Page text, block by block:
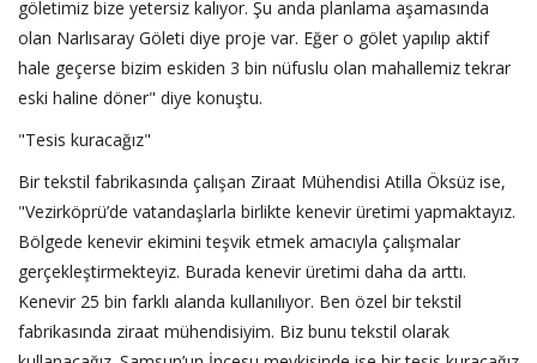
göletimiz bize yetersiz kalıyor. Şu anda planlama aşamasında
olan Narlısaray Göleti diye proje var. Eğer o gölet yapılıp aktif
hale geçerse bizim eskiden 3 bin nüfuslu olan mahallemiz tekrar
eski haline döner" diye konuştu.
"Tesis kuracağız"
Bir tekstil fabrikasında çalışan Ziraat Mühendisi Atilla Öksüz ise,
"Vezirköprü’de vatandaşlarla birlikte kenevir üretimi yapmaktayız.
Bölgede kenevir ekimini teşvik etmek amacıyla çalışmalar
gerçekleştirmekteyiz. Burada kenevir üretimi daha da arttı.
Kenevir 25 bin farklı alanda kullanılıyor. Ben özel bir tekstil
fabrikasında ziraat mühendisiyim. Biz bunu tekstil olarak